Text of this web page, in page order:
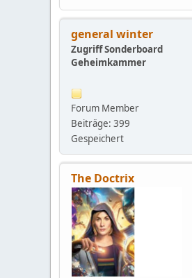
general winter
Zugriff Sonderboard
Geheimkammer
Forum Member
Beiträge: 399
Gespeichert
The Doctrix